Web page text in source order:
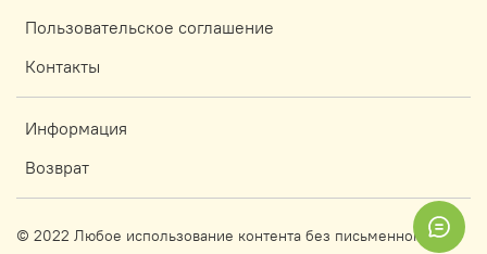
Пользовательское соглашение
Контакты
Информация
Возврат
© 2022 Любое использование контента без письменного